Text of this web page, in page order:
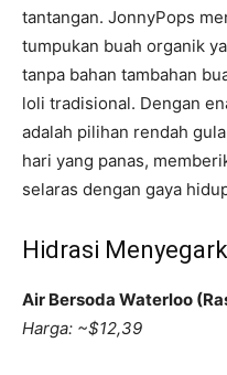
tantangan. JonnyPops
tumpukan buah organik
tanpa bahan tambahan
loli tradisional. Dengan
adalah pilihan rendah
hari yang panas,
selaras dengan gaya
Hidrasi
Air Bersoda Waterloo
Harga: ~$12,39